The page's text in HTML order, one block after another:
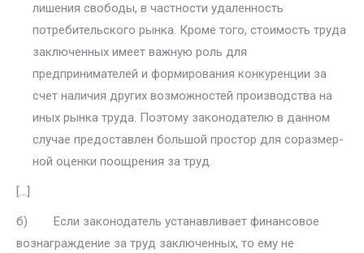
лишения свободы, в частности удаленность
потребительского рынка. Кроме того, стоимость труда
заключенных имеет важную роль для
предпринимателей и формирования конкуренции за
счет наличия других возможностей производства на
иных рынка труда. Поэтому зако­нодателю в данном
случае предоставлен большой простор для соразмер­
ной оценки поощрения за труд.
[…]
б) Если законодатель устанавливает финансовое
вознаграждение за труд заключенных, то ему не